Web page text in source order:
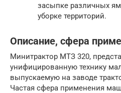
засыпке различных
уборке территорий.
Описание, сфера
Минитрактор МТЗ 320,
унифицированную технику
выпускаемую на заводе
Частая сфера применения